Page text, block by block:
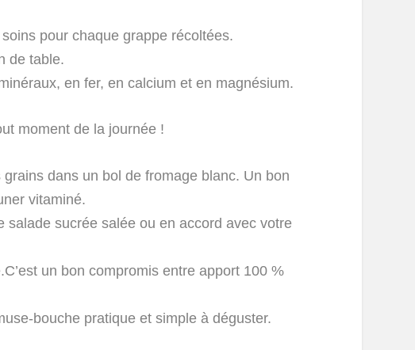
pour chaque grappe récoltées.
de table.
en fer, en calcium et en magnésium.
moment de la journée !
dans un bol de fromage blanc. Un bon
vitaminé.
sucrée salée ou en accord avec votre
un bon compromis entre apport 100 %
bouche pratique et simple à déguster.